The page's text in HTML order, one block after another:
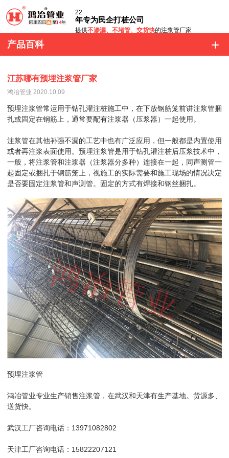
22
年专为民企打桩公司
提供不渗漏、不堵管、交货快的注浆管厂家
产品百科
江苏哪有预埋注浆管厂家
鸿冶管业 2020.10.09
预埋注浆管常运用于钻孔灌注桩施工中，在下放钢筋笼前讲注浆管捆
扎或固定在钢筋上，通常要配有注浆器（压浆器）一起使用。
注浆管在其他补强不漏的工艺中也有广泛应用，但一般都是内置使用
或者再注浆表面使用。预埋注浆管是用于钻孔灌注桩后压浆技术中，
一般，将注浆管和注浆器（注浆器分多种）连接在一起，同声测管一
起固定或捆扎于钢筋笼上，视施工的实际需要和施工现场的情况决定
是否要固定注浆管和声测管。固定的方式有焊接和钢丝捆扎。
预埋注浆管
鸿冶管业专业生产销售注浆管，在武汉和天津有生产基地。货源多、
送货快。
武汉工厂咨询电话：13971082802
天津工厂咨询电话：15822207121